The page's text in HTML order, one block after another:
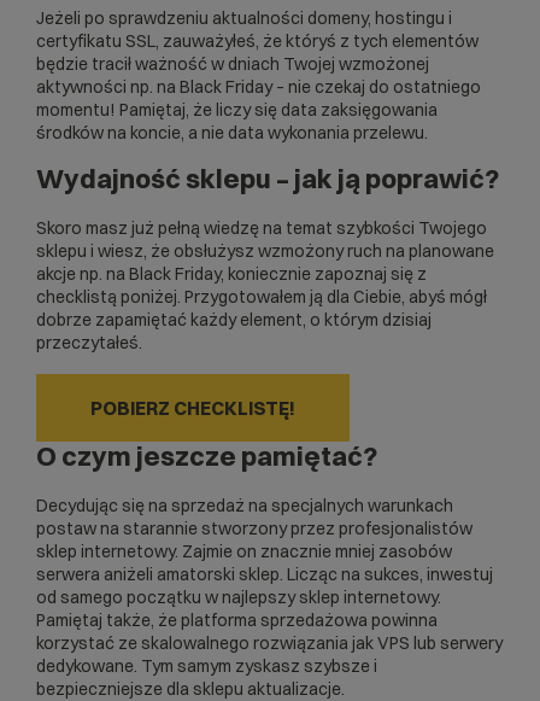
Jeżeli po sprawdzeniu aktualności domeny, hostingu i
certyfikatu SSL, zauważyłeś, że któryś z tych elementów
będzie tracił ważność w dniach Twojej wzmożonej
aktywności np. na Black Friday – nie czekaj do ostatniego
momentu! Pamiętaj, że liczy się data zaksięgowania
środków na koncie, a nie data wykonania przelewu.
Wydajność sklepu – jak ją poprawić?
Skoro masz już pełną wiedzę na temat szybkości Twojego
sklepu i wiesz, że obsłużysz wzmożony ruch na planowane
akcje np. na Black Friday, koniecznie zapoznaj się z
checklistą poniżej. Przygotowałem ją dla Ciebie, abyś mógł
dobrze zapamiętać każdy element, o którym dzisiaj
przeczytałeś.
POBIERZ CHECKLISTĘ!
O czym jeszcze pamiętać?
Decydując się na sprzedaż na specjalnych warunkach
postaw na starannie stworzony przez profesjonalistów
sklep internetowy. Zajmie on znacznie mniej zasobów
serwera aniżeli amatorski sklep. Licząc na sukces, inwestuj
od samego początku w najlepszy sklep internetowy.
Pamiętaj także, że platforma sprzedażowa powinna
korzystać ze skalowalnego rozwiązania jakVPS lub serwery
dedykowane. Tym samym zyskasz szybsze i
bezpieczniejsze dla sklepu aktualizacje.